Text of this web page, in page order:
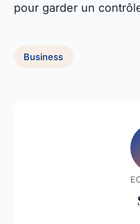
pour garder un
Business